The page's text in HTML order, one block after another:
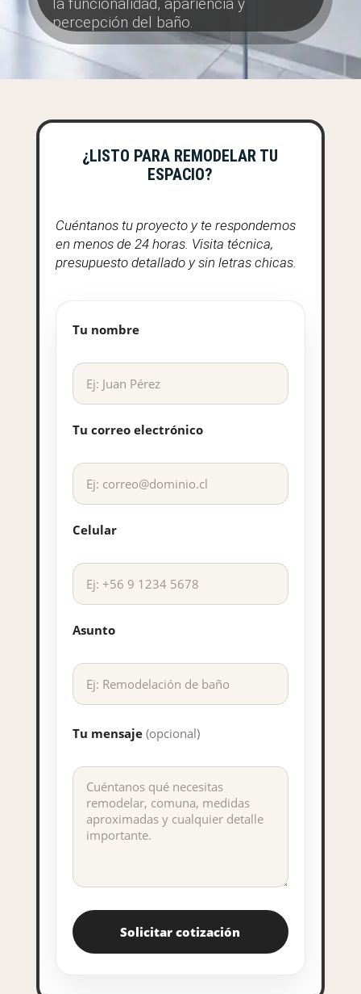
la funcionalidad, apariencia y
percepción del baño.
¿LISTO PARA REMODELAR TU
ESPACIO?
Cuéntanos tu proyecto y te respondemos
en menos de 24 horas. Visita técnica,
presupuesto detallado y sin letras chicas.
Tu nombre
Tu correo electrónico
Celular
Asunto
Tu mensaje (opcional)